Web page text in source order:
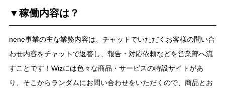
▼稼働内容は？
nene事業の主な業務内容は、チャットでいただくお客様の問い合
わせ内容をチャットで返答し、報告・対応依頼などを営業部へ流
すことです！Wizには色々な商品・サービスの特設サイトがあ
り、そこからランダムにお問い合わせをいただくので、商品とお